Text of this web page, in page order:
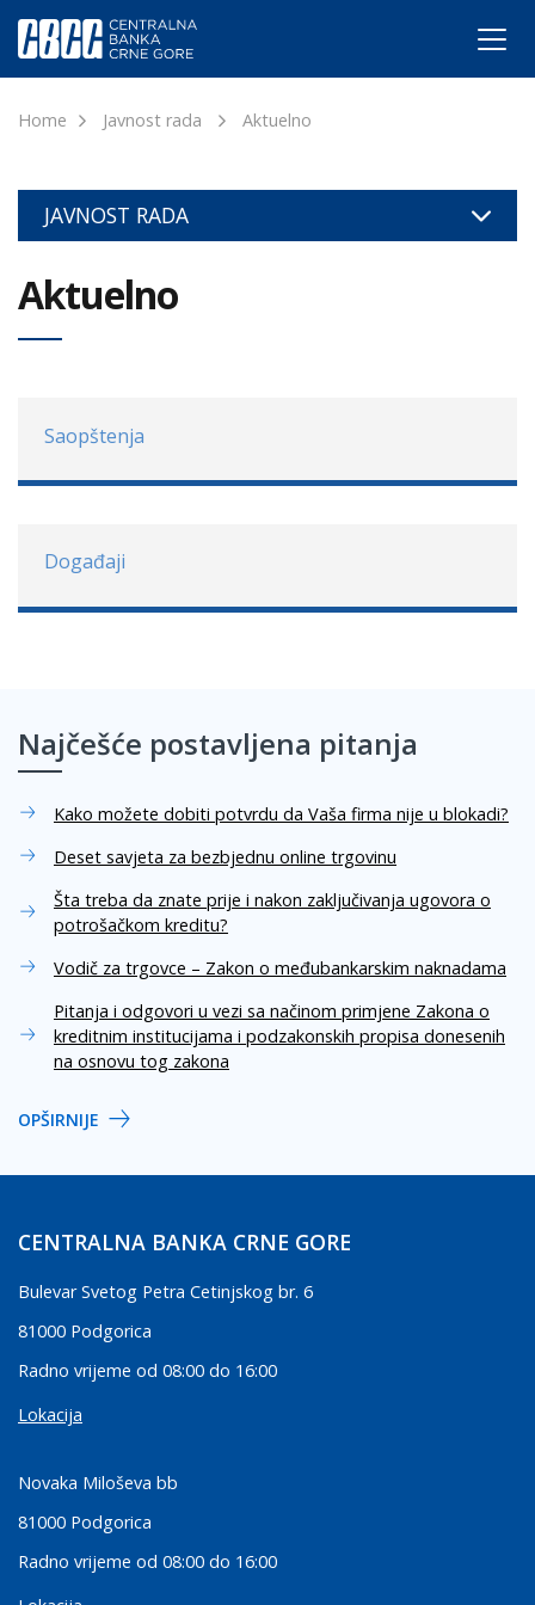
Home Javnost rada Aktuelno
JAVNOST RADA
Aktuelno
Saopštenja
Događaji
Najčešće postavljena pitanja
Kako možete dobiti potvrdu da Vaša firma nije u blokadi?
Deset savjeta za bezbjednu online trgovinu
Šta treba da znate prije i nakon zaključivanja ugovora o
potrošačkom kreditu?
Vodič za trgovce – Zakon o međubankarskim naknadama
Pitanja i odgovori u vezi sa načinom primjene Zakona o
kreditnim institucijama i podzakonskih propisa donesenih
na osnovu tog zakona
OPŠIRNIJE
CENTRALNA BANKA CRNE GORE
Bulevar Svetog Petra Cetinjskog br. 6
81000 Podgorica
Radno vrijeme od 08:00 do 16:00
Lokacija
Novaka Miloševa bb
81000 Podgorica
Radno vrijeme od 08:00 do 16:00